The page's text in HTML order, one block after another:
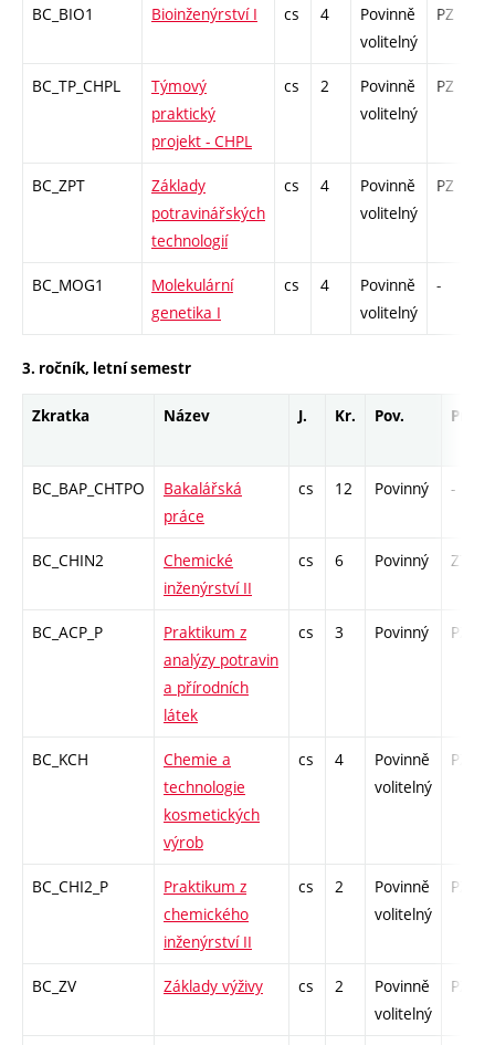
BC_BIO1 Bioinženýrství I cs 4
Povinně
volitelný
PZ
BC_TP_CHPL
Týmový
praktický
projekt - CHPL
cs 2
Povinně
volitelný
PZ
BC_ZPT
Základy
potravinářských
technologií
cs 4
Povinně
volitelný
PZ
BC_MOG1
Molekulární
genetika I
cs 4
Povinně
volitelný
-
3. ročník, letní semestr
Zkratka Název J. Kr. Pov. Prof.
BC_BAP_CHTPO
Bakalářská
práce
cs 12 Povinný -
BC_CHIN2
Chemické
inženýrství II
cs 6 Povinný ZT
BC_ACP_P
Praktikum z
analýzy potravin
a přírodních
látek
cs 3 Povinný PZ
BC_KCH
Chemie a
technologie
kosmetických
výrob
cs 4
Povinně
volitelný
PZ
BC_CHI2_P
Praktikum z
chemického
inženýrství II
cs 2
Povinně
volitelný
PZ
BC_ZV Základy výživy cs 2
Povinně
volitelný
PZ